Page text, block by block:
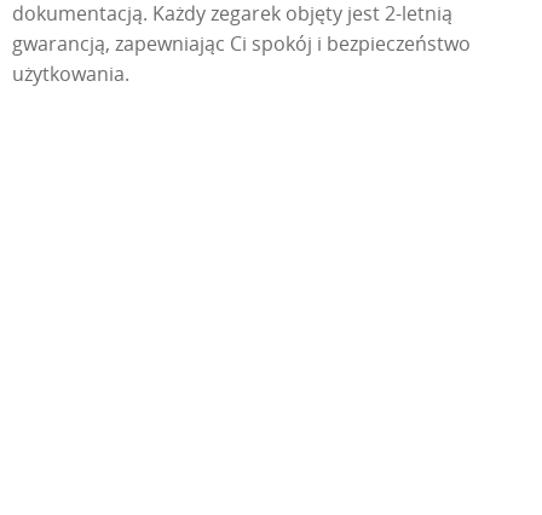
dokumentacją. Każdy zegarek objęty jest 2-letnią
gwarancją, zapewniając Ci spokój i bezpieczeństwo
użytkowania.